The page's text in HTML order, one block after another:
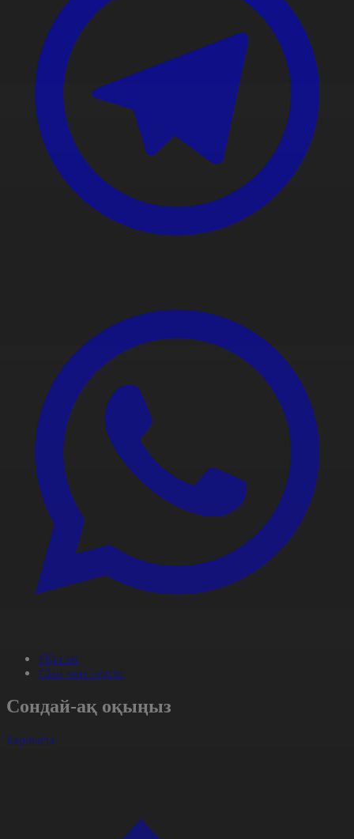
#Қоғам
#Заң мен тәртіп
Сондай-ақ оқыңыз
Барлығы